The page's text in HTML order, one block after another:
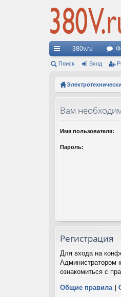
с
380v.ru
Поиск Вход
Вам
Имя пользователя:
Пароль:
Регистрация
Для входа на
Администратором
ознакомиться с
Общие правила |